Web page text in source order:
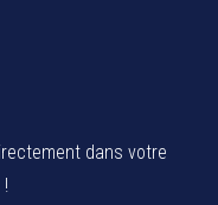
dans votre